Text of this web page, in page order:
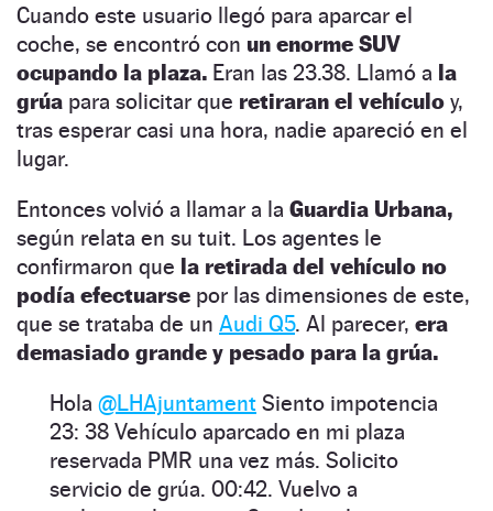
Cuando este usuario llegó para aparcar el
coche, se encontró con un enorme SUV
ocupando la plaza. Eran las 23.38. Llamó a la
grúa para solicitar que retiraran el vehículo y,
tras esperar casi una hora, nadie apareció en el
lugar.
Entonces volvió a llamar a la Guardia Urbana,
según relata en su tuit. Los agentes le
confirmaron que la retirada del vehículo no
podía efectuarse por las dimensiones de este,
que se trataba de un Audi Q5. Al parecer, era
demasiado grande y pesado para la grúa.
Hola @LHAjuntament Siento impotencia
23: 38 Vehículo aparcado en mi plaza
reservada PMR una vez más. Solicito
servicio de grúa. 00:42. Vuelvo a